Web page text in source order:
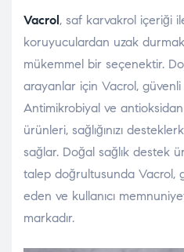
Vacrol, saf karvakrol içeriği
koruyuculardan uzak
mükemmel bir seçenektir.
arayanlar için Vacrol,
Antimikrobiyal ve
ürünleri, sağlığınızı
sağlar. Doğal sağlık destek
talep doğrultusunda Vacrol,
eden ve kullanıcı
markadır.